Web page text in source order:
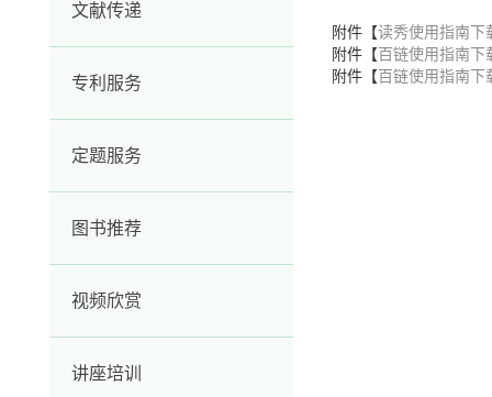
文献传递
专利服务
定题服务
图书推荐
视频欣赏
讲座培训
附件【读秀使用指南下
附件【 百链使用指南下
附件【 百链使用指南下